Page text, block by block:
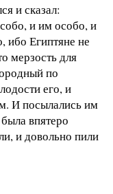
и сказал:
и им особо, и
ибо Египтяне не
мерзость для
по
его, и
И посылались им
впятеро
и довольно пили